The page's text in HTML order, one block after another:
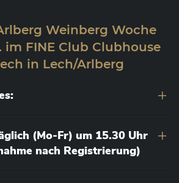
Weinberg Woche
im FINE Club Clubhouse
in Lech/Arlberg
(Mo-Fr) um 15.30 Uhr
nach Registrierung)